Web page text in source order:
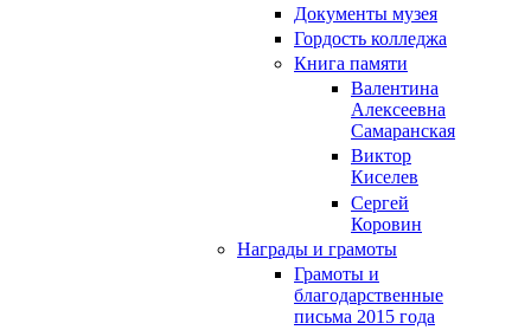
Документы музея
Гордость колледжа
Книга памяти
Валентина
Алексеевна
Самаранская
Виктор
Киселев
Сергей
Коровин
Награды и грамоты
Грамоты и
благодарственные
письма 2015 года